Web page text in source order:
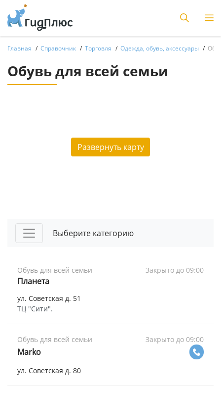
Главная Справочник Торговля Одежда, обувь, аксессуары
Обувь для всей семьи
Развернуть карту
Выберите категорию
Обувь для всей семьи Закрыто до 09:00
Планета
ул. Советская д. 51
ТЦ "Сити".
Обувь для всей семьи Закрыто до 09:00
Marko
ул. Советская д. 80